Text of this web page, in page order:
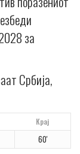
за
Србија,
Крај
60'